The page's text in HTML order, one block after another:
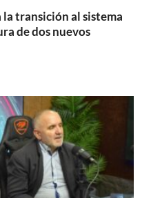
transición al sistema
de dos nuevos